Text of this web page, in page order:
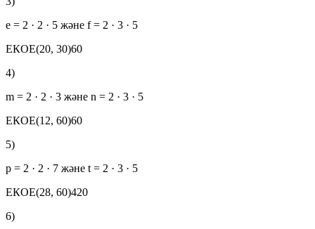
e = 2 · 2 · 5 және f = 2 · 3 · 5
ЕКОЕ(20, 30)60
4)
m = 2 · 2 · 3 және n = 2 · 3 · 5
ЕКОЕ(12, 60)60
5)
p = 2 · 2 · 7 және t = 2 · 3 · 5
ЕКОЕ(28, 60)420
6)